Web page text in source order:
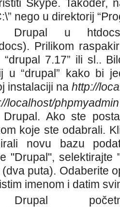
Skype. Također,
nego u direktorij
Drupal u
Prilikom
“drupal 7.17” ili sl..
u “drupal” kako bi
instalaciji na http://
localhost/phpmyadmin
Ako ste
koje ste odabrali.
novu bazu
"Drupal",
puta). Odaberite
imenom i datim
Drupal